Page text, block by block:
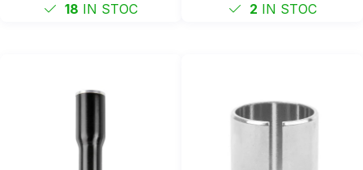
18 IN STOC 2 IN STOC